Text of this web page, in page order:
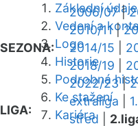
Základní údaje
Vedení a
Logo
Historie
Podrobná
Ke stažení
Kariéra
SEZONA:
2006/07|
2010/11|
2014/15
2018/19
2022/23|
LIGA:
extraliga
střed